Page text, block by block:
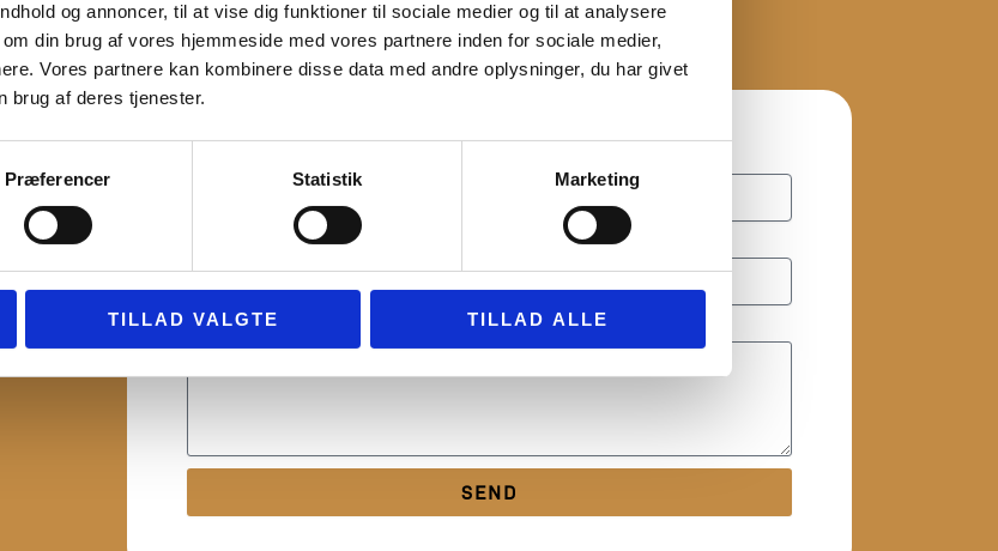
og annoncer, til at vise dig funktioner til sociale medier og til at analysere
din brug af vores hjemmeside med vores partnere inden for sociale medier,
Vores partnere kan kombinere disse data med andre oplysninger, du har givet
brug af deres tjenester.
Præferencer Statistik Marketing
TILLAD VALGTE TILLAD ALLE
Besked
SEND